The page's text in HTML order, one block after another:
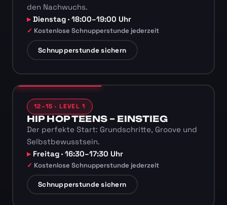
den Nachwuchs.
Dienstag · 18:00–19:00 Uhr
Kostenlose Schnupperstunde jederzeit
Schnupperstunde sichern
12–15 · LEVEL 1
HIP HOP TEENS – EINSTIEG
Der perfekte Start: Grundschritte, Groove und
Selbstbewusstsein.
Freitag · 16:30–17:30 Uhr
Kostenlose Schnupperstunde jederzeit
Schnupperstunde sichern